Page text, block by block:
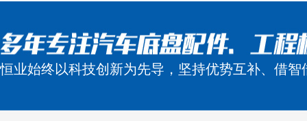
恒业始终以科技创新为先导，坚持优势互补、借